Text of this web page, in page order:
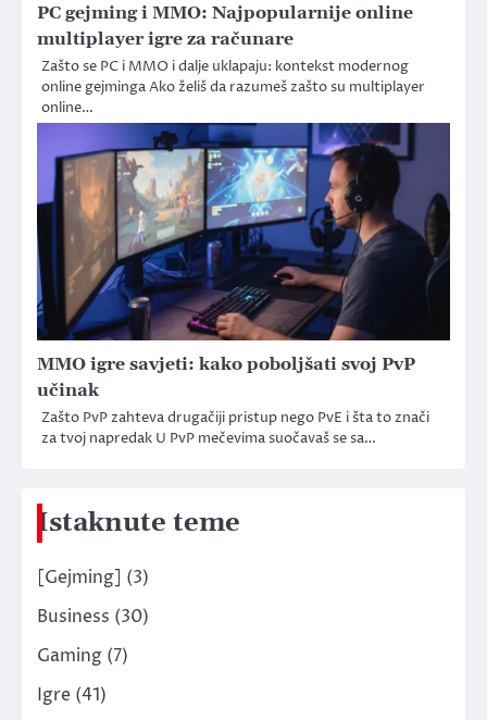
PC gejming i MMO: Najpopularnije online
multiplayer igre za računare
Zašto se PC i MMO i dalje uklapaju: kontekst modernog
online gejminga Ako želiš da razumeš zašto su multiplayer
online…
MMO igre savjeti: kako poboljšati svoj PvP
učinak
Zašto PvP zahteva drugačiji pristup nego PvE i šta to znači
za tvoj napredak U PvP mečevima suočavaš se sa…
Istaknute teme
[Gejming] (3)
Business (30)
Gaming (7)
Igre (41)